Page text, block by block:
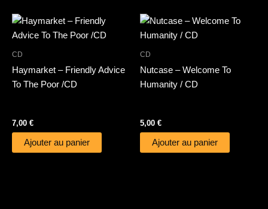
CD
Haymarket – Friendly Advice
To The Poor /CD
7,00 €
Ajouter au panier
CD
Nutcase – Welcome To
Humanity / CD
5,00 €
Ajouter au panier